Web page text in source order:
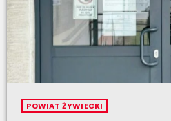
POWIAT ŻYWIECKI